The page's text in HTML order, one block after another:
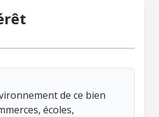
de ce bien
écoles,